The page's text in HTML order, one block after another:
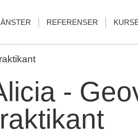
REFERENSER
-